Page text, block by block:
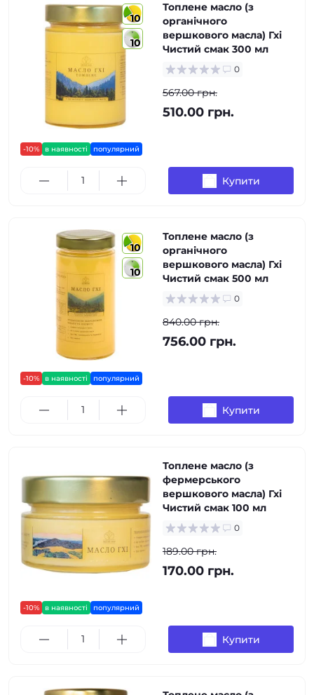
10
10
-10% в наявності популярний
Топлене масло (з
органічного
вершкового масла) Гхі
Чистий смак 300 мл
0
567.00 грн.
510.00 грн.
Купити
10
10
-10% в наявності популярний
Топлене масло (з
органічного
вершкового масла) Гхі
Чистий смак 500 мл
0
840.00 грн.
756.00 грн.
Купити
-10% в наявності популярний
Топлене масло (з
фермерського
вершкового масла) Гхі
Чистий смак 100 мл
0
189.00 грн.
170.00 грн.
Купити